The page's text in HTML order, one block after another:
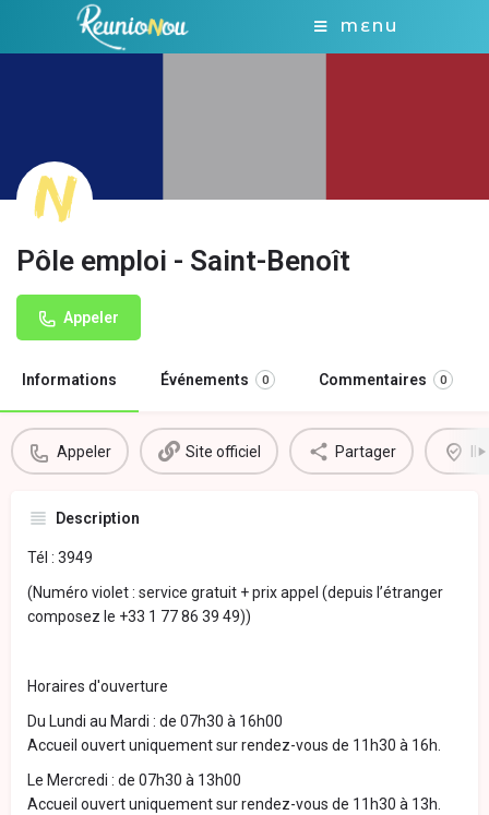
MENU
Pôle emploi - Saint-Benoît
Appeler
Informations Événements 0 Commentaires 0
Appeler Site officiel Partager Il
Description
Tél : 3949
(Numéro violet : service gratuit + prix appel (depuis l’étranger
composez le +33 1 77 86 39 49))
Horaires d'ouverture
Du Lundi au Mardi : de 07h30 à 16h00
Accueil ouvert uniquement sur rendez-vous de 11h30 à 16h.
Le Mercredi : de 07h30 à 13h00
Accueil ouvert uniquement sur rendez-vous de 11h30 à 13h.